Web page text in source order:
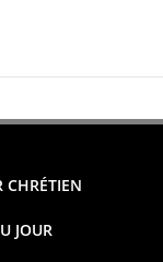
CHRÉTIEN
JOUR